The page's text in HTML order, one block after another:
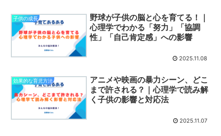
子供の成長
野球が子供の脳と心を育てる！｜
心理学でわかる「努力」「協調
性」「自己肯定感」への影響
2025.11.08
効果的な育児方法
アニメや映画の暴力シーン、どこ
まで許される？｜心理学で読み解
く子供の影響と対応法
2025.11.07